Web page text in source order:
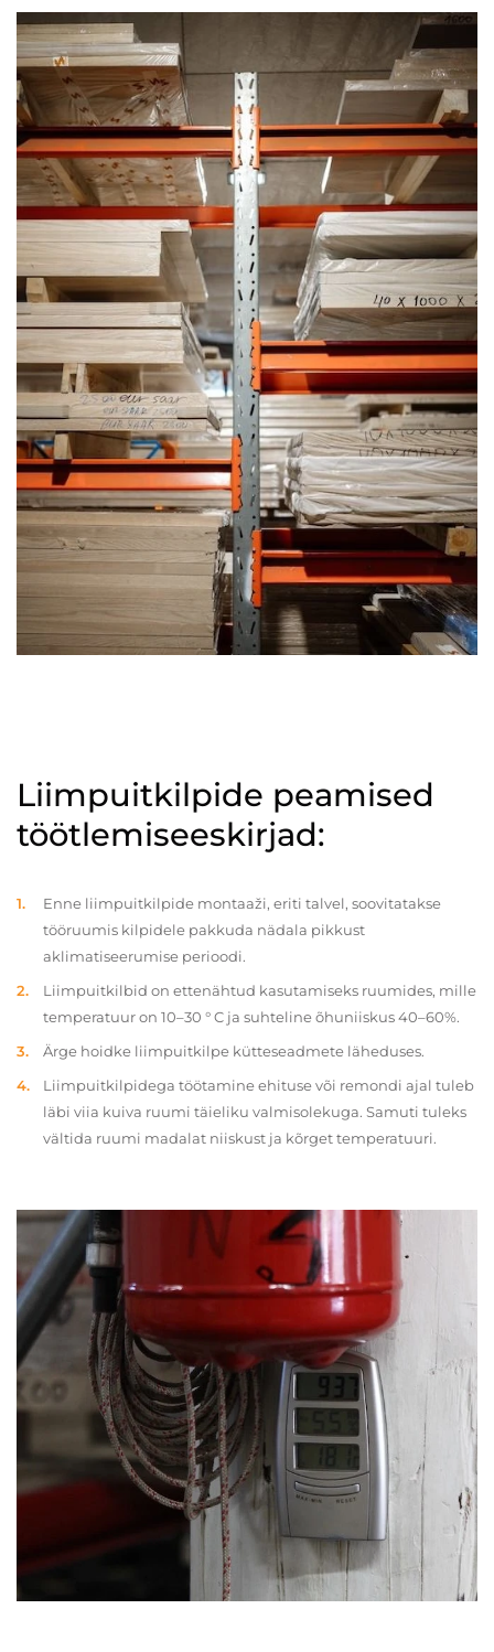
Liimpuitkilpide peamised
töötlemiseeskirjad:
Enne liimpuitkilpide montaaži, eriti talvel, soovitatakse
tööruumis kilpidele pakkuda nädala pikkust
aklimatiseerumise perioodi.
Liimpuitkilbid on ettenähtud kasutamiseks ruumides, mille
temperatuur on 10–30 ° C ja suhteline õhuniiskus 40–60%.
Ärge hoidke liimpuitkilpe kütteseadmete läheduses.
Liimpuitkilpidega töötamine ehituse või remondi ajal tuleb
läbi viia kuiva ruumi täieliku valmisolekuga. Samuti tuleks
vältida ruumi madalat niiskust ja kõrget temperatuuri.